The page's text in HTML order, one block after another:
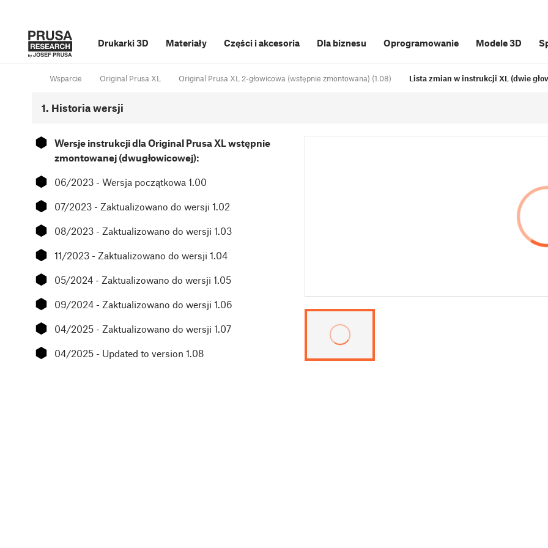
Drukarki 3D Materiały Części i akcesoria Dla biznesu Oprogramowanie Modele 3D
Wsparcie Original Prusa XL Original Prusa XL 2-głowicowa (wstępnie zmontowana) (1.08) Lista zmian w instrukcji XL (dwie
1. Historia wersji
⬢
Wersje instrukcji dla Original Prusa XL wstępnie
zmontowanej (dwugłowicowej):
⬢ 06/2023 - Wersja początkowa 1.00
⬢ 07/2023 - Zaktualizowano do wersji 1.02
⬢ 08/2023 - Zaktualizowano do wersji 1.03
⬢ 11/2023 - Zaktualizowano do wersji 1.04
⬢ 05/2024 - Zaktualizowano do wersji 1.05
⬢ 09/2024 - Zaktualizowano do wersji 1.06
⬢ 04/2025 - Zaktualizowano do wersji 1.07
⬢ 04/2025 - Updated to version 1.08